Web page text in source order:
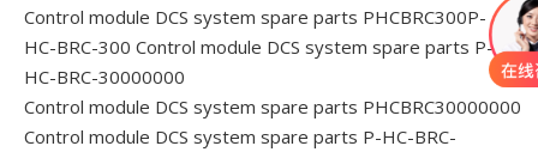
Control module DCS system spare parts PHCBRC300P-
HC-BRC-300 Control module DCS system spare parts P-
HC-BRC-30000000
Control module DCS system spare parts PHCBRC30000000
Control module DCS system spare parts P-HC-BRC-